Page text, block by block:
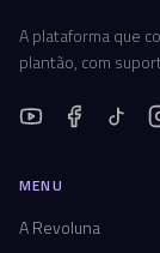
A plataforma que
plantão, com
MENU
A Revoluna